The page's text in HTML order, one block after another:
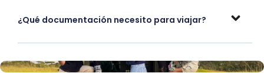
¿Qué documentación necesito para viajar?